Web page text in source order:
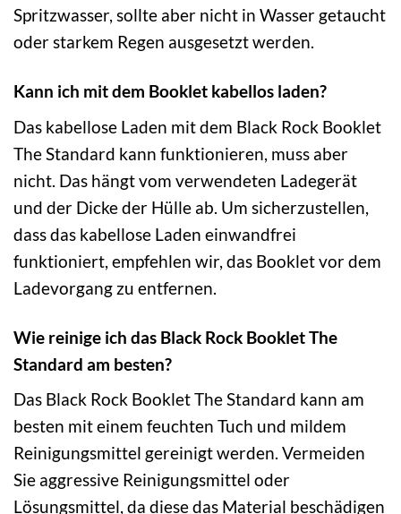
Spritzwasser, sollte aber nicht in Wasser getaucht
oder starkem Regen ausgesetzt werden.
Kann ich mit dem Booklet kabellos laden?
Das kabellose Laden mit dem Black Rock Booklet
The Standard kann funktionieren, muss aber
nicht. Das hängt vom verwendeten Ladegerät
und der Dicke der Hülle ab. Um sicherzustellen,
dass das kabellose Laden einwandfrei
funktioniert, empfehlen wir, das Booklet vor dem
Ladevorgang zu entfernen.
Wie reinige ich das Black Rock Booklet The
Standard am besten?
Das Black Rock Booklet The Standard kann am
besten mit einem feuchten Tuch und mildem
Reinigungsmittel gereinigt werden. Vermeiden
Sie aggressive Reinigungsmittel oder
Lösungsmittel, da diese das Material beschädigen